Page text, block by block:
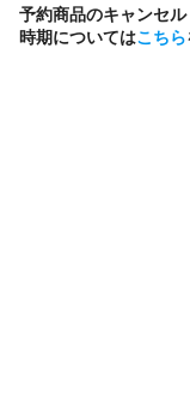
予約商品のキャンセ
時期についてはこちら